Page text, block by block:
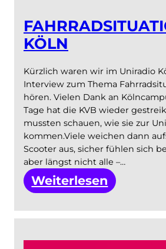
zur
für
sichere
Radwege
ein
KÖLN
Kürzlich waren wir im Uniradio
Interview zum Thema
hören. Vielen Dank an
Tage hat die KVB wieder
mussten schauen, wie sie zur
kommen.Viele weichen dann
Scooter aus, sicher fühlen sich
aber längst nicht alle –…
Weiterlesen
in
Köln